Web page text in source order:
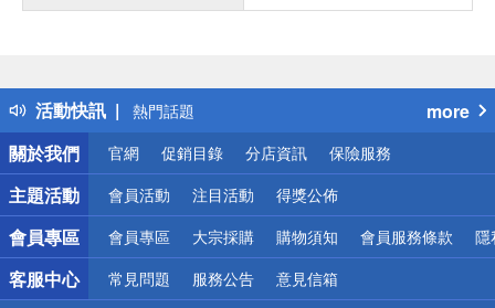
活動快訊
得獎公告
熱門話題
銀行優惠
偏遠地區配送
詐騙網頁！請小心！
more
關於我們
官網 促銷目錄 分店資訊 保險服務
主題活動 會員活動 注目活動 得獎公佈
會員專區 會員專區 大宗採購 購物須知 會員服務條款 隱
客服中心 常見問題 服務公告 意見信箱